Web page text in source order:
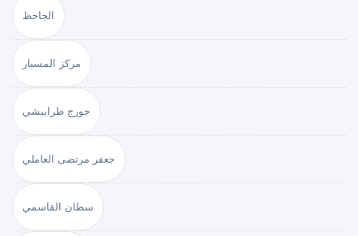
الجاحظ
مركز المسبار
جورج طرابيشي
جعفر مرتضى العاملي
سطان القاسمي